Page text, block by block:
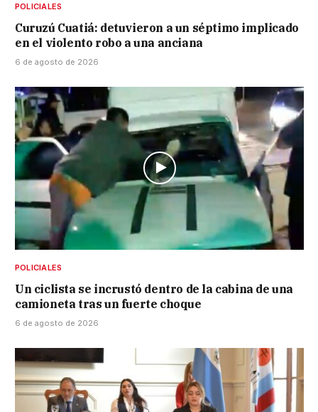
POLICIALES
Curuzú Cuatiá: detuvieron a un séptimo implicado
en el violento robo a una anciana
6 de agosto de 2026
POLICIALES
Un ciclista se incrustó dentro de la cabina de una
camioneta tras un fuerte choque
6 de agosto de 2026